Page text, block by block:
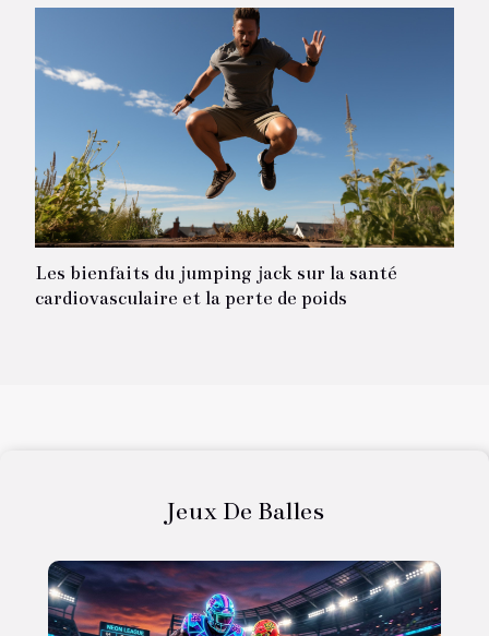
Les bienfaits du jumping jack sur la santé
cardiovasculaire et la perte de poids
Jeux De Balles